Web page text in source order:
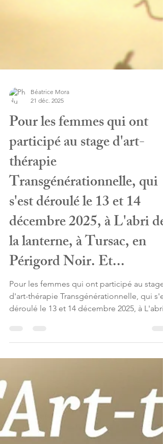
Béatrice Mora
21 déc. 2025
Pour les femmes qui ont
participé au stage d'art-
thérapie
Transgénérationnelle, qui
s'est déroulé le 13 et 14
décembre 2025, à L'abri de
la lanterne, à Tursac, en
Périgord Noir. Et...
Pour les femmes qui ont participé au stage
de la lanterne, à Tursac, en Périgord Noir.
Et...